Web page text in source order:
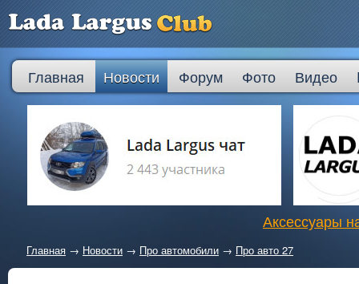
Главная Новости Форум Фото Видео
Аксессуары
Главная → Новости → Про автомобили → Про авто 27